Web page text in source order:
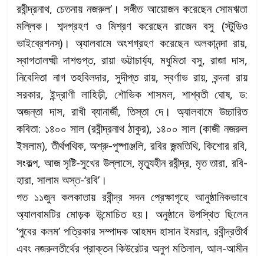
রবীন্দ্রনাথ, চেতনায় নজরুল’। সঙ্গীত আয়োজন করেছেন সোমঋতা
মল্লিক। শব্দগ্রহণ ও মিশ্রণ করেছেন রাজেন বসু (স্টুডিও
ভাইব্রেশনস্)। অ্যালবামে অংশগ্রহণ করেছেন অলকানন্দা রায়,
স্বাগতালক্ষ্মী দাশগুপ্ত, রায়া ভট্টাচার্য্য, মধুমিতা বসু, রাজা দাস,
নিবেদিতা নাগ তহবিলদার, সুদীপ্ত রায়, স্বর্ণাভ রায়, বন্দনা রায়
সরকার, ইন্দ্রাণী লাহিড়ী, শৌভিক শাসমল, শাশ্বতী ঘোষ, ড:
অজন্তা দাস, রাখী ব্যানার্জী, তিস্তা দে। অ্যালবামে উচ্চারিত
কবিতা: ১৪০০ সাল (রবীন্দ্রনাথ ঠাকুর), ১৪০০ সাল (কাজী নজরুল
ইসলাম), তীর্থপথিক, অশ্রু-পুষ্পাঞ্জলি, রবির জন্মতিথি, কিশোর রবি,
সংকল্প, আজ সৃষ্টি-সুখের উল্লাসে, মৃত্যুহীন রবীন্দ্র, মৃত তারা, রবি-
হারা, সালাম অস্ত-‘রবি’।
গত ১১জুন কলকাতায় রবীন্দ্র সদন প্রেক্ষাগৃহে আনুষ্ঠানিকভাবে
অ্যালবামটির মোড়ক উন্মোচিত হয়। অনুষ্ঠানে উপস্থিত ছিলেন
‘পুবের কলম’ পত্রিকার সম্পাদক আহমদ হাসান ইমরান, রবীন্দ্রতীর্থ
এবং নজরুলতীর্থের প্রাক্তন কিউরেটর অনুপ মতিলাল, আল-আমীন